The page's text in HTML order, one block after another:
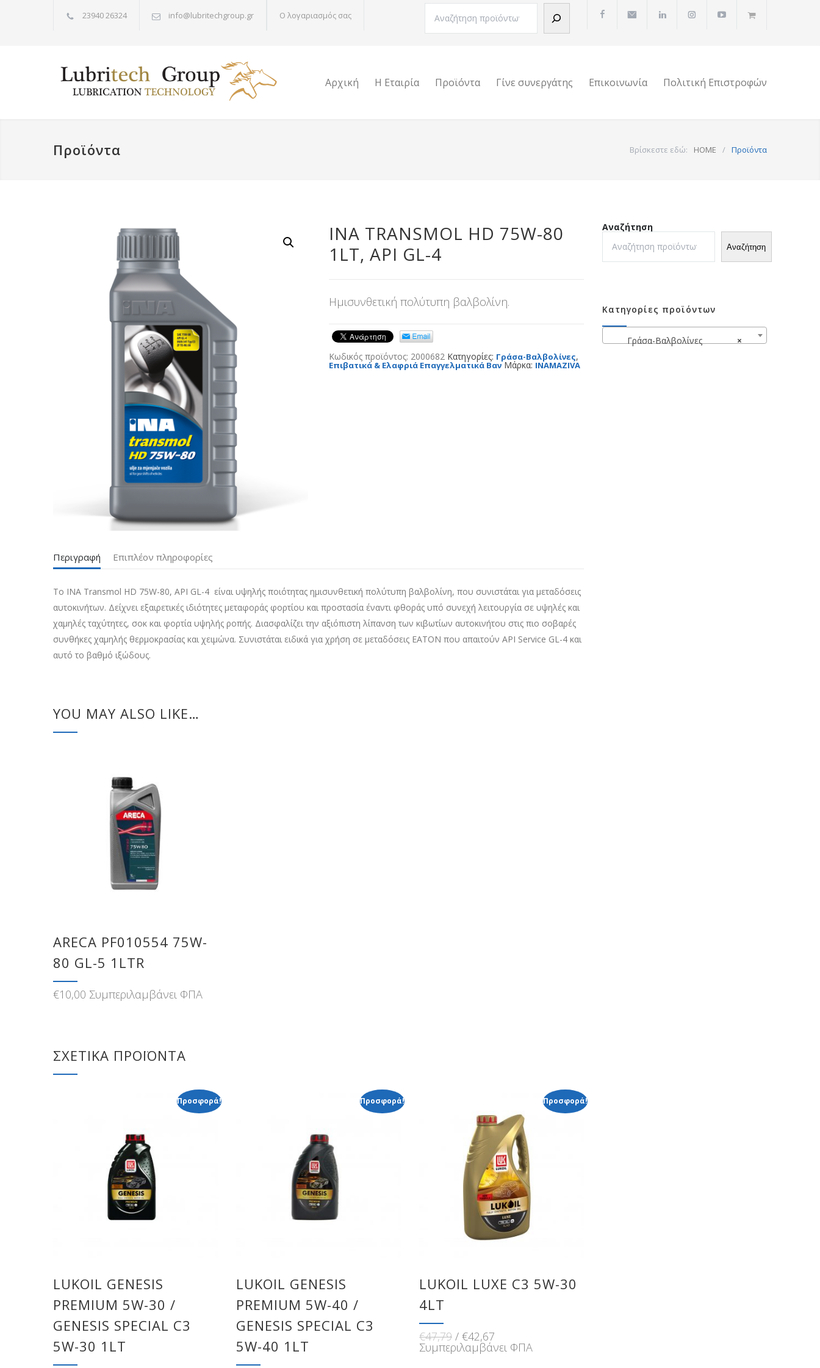
23940 26324 info@lubritechgroup.gr Ο λογαριασμός σας
Αναζήτηση
Αρχική Η Εταιρία Προϊόντα Γίνε συνεργάτης Επικοινωνία Πολιτική Επιστροφών
Προϊόντα Βρίσκεστε εδώ: HOME / Προϊόντα
INA TRANSMOL HD 75W-80
1LT, API GL-4
Ημισυνθετική πολύτυπη βαλβολίνη.
Κωδικός προϊόντος: 2000682 Κατηγορίες: Γράσα-Βαλβολίνες,
Επιβατικά & Ελαφριά Επαγγελματικά Βαν Μάρκα: INAMAZIVA
Περιγραφή Επιπλέον πληροφορίες
Το INA Transmol HD 75W-80, API GL-4 είναι υψηλής ποιότητας ημισυνθετική πολύτυπη βαλβολίνη, που συνιστάται για μεταδόσεις
αυτοκινήτων. Δείχνει εξαιρετικές ιδιότητες μεταφοράς φορτίου και προστασία έναντι φθοράς υπό συνεχή λειτουργία σε υψηλές και
χαμηλές ταχύτητες, σοκ και φορτία υψηλής ροπής. Διασφαλίζει την αξιόπιστη λίπανση των κιβωτίων αυτοκινήτου στις πιο σοβαρές
συνθήκες χαμηλής θερμοκρασίας και χειμώνα. Συνιστάται ειδικά για χρήση σε μεταδόσεις EATON που απαιτούν API Service GL-4 και
αυτό το βαθμό ιξώδους.
YOU MAY ALSO LIKE…
ARECA PF010554 75W-
80 GL-5 1LTR
€10,00 Συμπεριλαμβάνει ΦΠΑ
ΣΧΕΤΙΚΆ ΠΡΟΪΌΝΤΑ
Προσφορά!
LUKOIL GENESIS
PREMIUM 5W-30 /
GENESIS SPECIAL C3
5W-30 1LT
Προσφορά!
LUKOIL GENESIS
PREMIUM 5W-40 /
GENESIS SPECIAL C3
5W-40 1LT
Προσφορά!
LUKOIL LUXE C3 5W-30
4LT
€47,79Original
price
€42,67
τρέχουσα
Συμπεριλαμβάνει ΦΠΑ
Αναζήτηση
Αναζήτηση
Κατηγορίες προϊόντων
×
Γράσα-Βαλβολίνες